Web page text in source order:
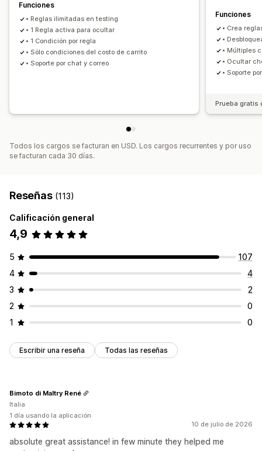
Funciones
• Reglas ilimitadas en testing
• 1 Regla activa para ocultar
• 1 Condición por regla
• Sólo condiciones del costo de carrito
• Soporte por chat y correo
Funciones
• Crea
•
• Múltiples
• Ocultar
• Soporte
Prueba gratis
Todos los cargos se facturan en USD. Los cargos recurrentes y por uso
se facturan cada 30 días.
Reseñas (113)
Calificación general
4,9
5
107
4
4
3
2
2
0
1
0
Escribir una reseña Todas las reseñas
10 de julio de 2026
absolute great assistance! in few minute they helped me
Bimoto di Maltry René
Italia
1 día usando la aplicación